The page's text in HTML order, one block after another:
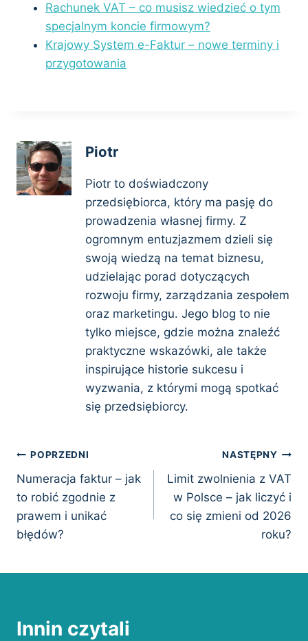
Rachunek VAT – co musisz wiedzieć o tym
specjalnym koncie firmowym?
Krajowy System e-Faktur – nowe terminy i
przygotowania
Piotr
Piotr to doświadczony
przedsiębiorca, który ma pasję do
prowadzenia własnej firmy. Z
ogromnym entuzjazmem dzieli się
swoją wiedzą na temat biznesu,
udzielając porad dotyczących
rozwoju firmy, zarządzania zespołem
oraz marketingu. Jego blog to nie
tylko miejsce, gdzie można znaleźć
praktyczne wskazówki, ale także
inspirujące historie sukcesu i
wyzwania, z którymi mogą spotkać
się przedsiębiorcy.
Nawigacja
wpisu
POPRZEDNI
Numeracja faktur – jak
to robić zgodnie z
prawem i unikać
błędów?
NASTĘPNY
Limit zwolnienia z VAT
w Polsce – jak liczyć i
co się zmieni od 2026
roku?
Innin czytali